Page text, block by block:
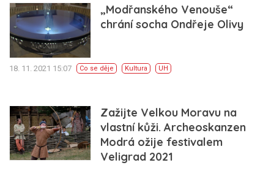
„Modřanského Venouše“
chrání socha Ondřeje Olivy
18. 11. 2021 15:07 Co se děje Kultura UH
Zažijte Velkou Moravu na
vlastní kůži. Archeoskanzen
Modrá ožije festivalem
Veligrad 2021